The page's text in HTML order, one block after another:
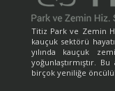
Titiz Park ve Zemin
kauçuk sektörü
yılında kauçuk
yoğunlaştırmıştır.
birçok yeniliğe